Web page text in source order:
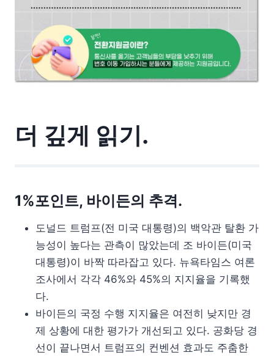
더 깊게 읽기.
1%포인트, 바이든의 추격.
도널드 트럼프(전 미국 대통령)의 백악관 탈환 가
능성이 높다는 관측이 많았는데 조 바이든(미국
대통령)이 바짝 따라잡고 있다. 뉴욕타임스 여론
조사에서 각각 46%와 45%의 지지율을 기록했
다.
바이든의 국정 수행 지지율은 여전히 낮지만 경
제 상황에 대한 평가가 개선되고 있다. 공화당 경
선이 끝나면서 트럼프의 컨벤션 효과도 주춤한